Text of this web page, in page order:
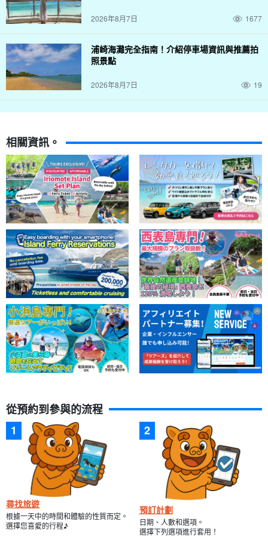
2026年8月7日 1677
浦崎海灘完全指南！介紹停車場資訊與推薦拍
照景點
2026年8月7日 19
相關資訊。
從預約到參與的流程
尋找旅遊
根據一天中的時間和體驗的性質而定。
選擇您喜愛的行程♪
預訂計劃
日期、人數和選項。
選擇下列選項進行套用！